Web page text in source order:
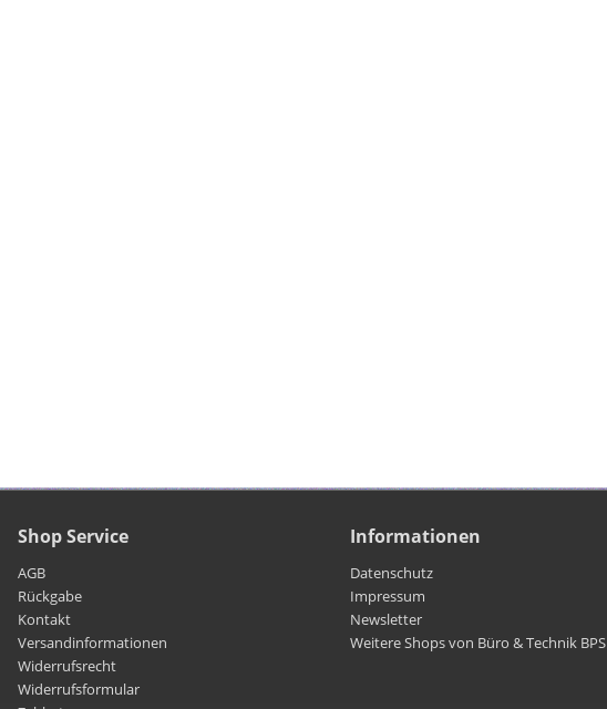
Shop Service
AGB
Rückgabe
Kontakt
Versandinformationen
Widerrufsrecht
Widerrufsformular
Informationen
Datenschutz
Impressum
Newsletter
Weitere Shops von Büro & Technik BPS